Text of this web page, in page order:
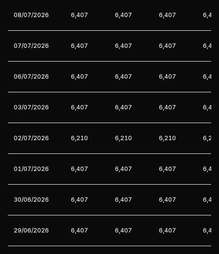
08/07/2026 6,407 6,407 6,407
07/07/2026 6,407 6,407 6,407
06/07/2026 6,407 6,407 6,407
03/07/2026 6,407 6,407 6,407
02/07/2026 6,210 6,210 6,210
01/07/2026 6,407 6,407 6,407
30/06/2026 6,407 6,407 6,407
29/06/2026 6,407 6,407 6,407